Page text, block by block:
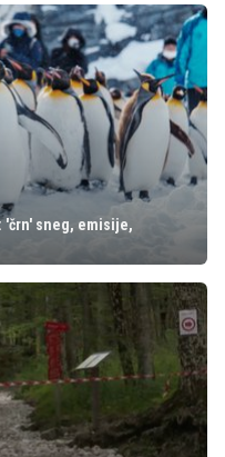
sneg, emisije,